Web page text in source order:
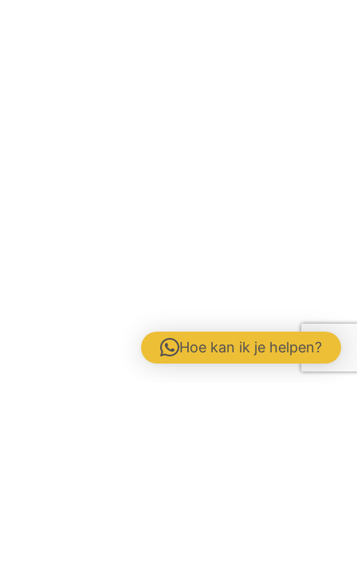
Hoe kan ik je helpen?